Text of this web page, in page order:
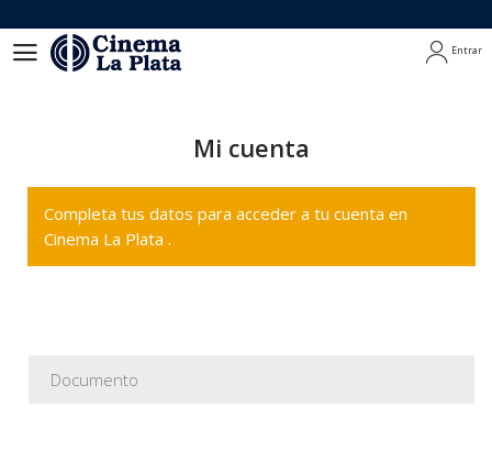
Entrar
Mi cuenta
Completa tus datos para acceder a tu cuenta en
Cinema La Plata .